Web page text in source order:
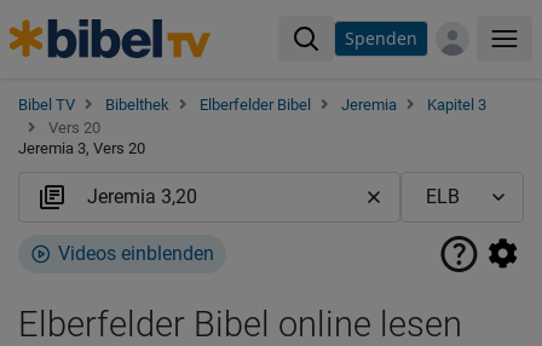
Spenden
Bibel TV Bibelthek Elberfelder Bibel Jeremia
Kapitel 3
Vers 20
Jeremia 3, Vers 20
Videos einblenden
Elberfelder Bibel online lesen